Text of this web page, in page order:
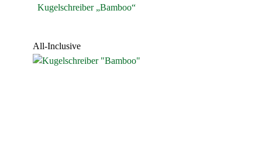
Kugelschreiber „Bamboo“
All-Inclusive